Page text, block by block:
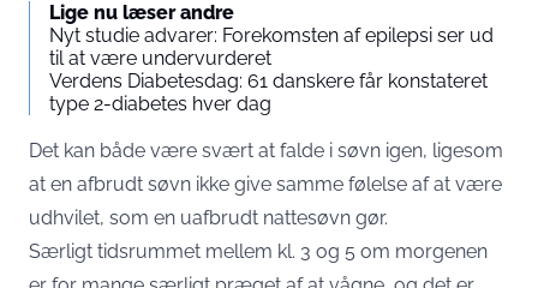
Lige nu læser andre
Nyt studie advarer: Forekomsten af epilepsi ser ud
til at være undervurderet
Verdens Diabetesdag: 61 danskere får konstateret
type 2-diabetes hver dag
Det kan både være svært at falde i søvn igen, ligesom
at en afbrudt søvn ikke give samme følelse af at være
udhvilet, som en uafbrudt nattesøvn gør.
Særligt tidsrummet mellem kl. 3 og 5 om morgenen